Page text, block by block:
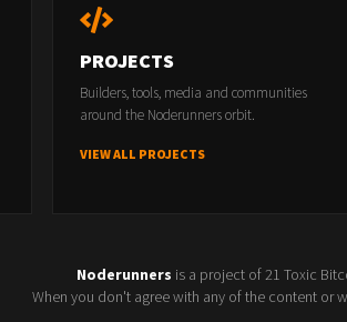
PROJECTS
Builders, tools, media and communities
around the Noderunners orbit.
VIEW ALL PROJECTS
Noderunners is a project of 21 Toxic
When you don't agree with any of the content or